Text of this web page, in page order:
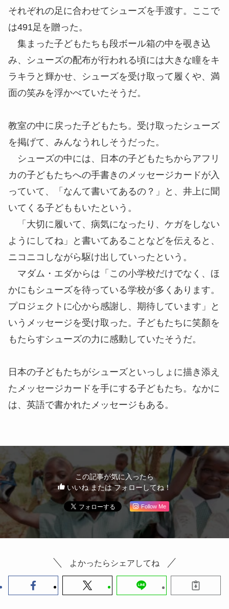
それぞれの足に合わせてシューズを手渡す。ここで
は491足を贈った。
集まった子どもたちも段ボール箱の中を覗き込
み、シューズの配布が行われる頃には大きな瞳をキ
ラキラと輝かせ、シューズを受け取って履くや、満
面の笑みを浮かべていたそうだ。
教室の中に戻った子どもたち。受け取ったシューズ
を掲げて、みんなうれしそうだった。
シューズの中には、日本の子どもたちからアフリ
カの子どもたちへの手書きのメッセージカードが入
っていて、「なんて書いてあるの？」と、井上に聞
いてくる子どももいたという。
「大切に履いて、病気になったり、ケガをしない
ようにしてね」と書いてあることなどを伝えると、
ニコニコしながら駆け出していったという。
マダム・エダからは「この小学校だけでなく、ほ
かにもシューズを待っている学校が多くあります。
プロジェクトに心から感謝し、期待しています」と
いうメッセージを受け取った。子どもたちに笑顏を
もたらすシューズの力に感動していたそうだ。
日本の子どもたちがシューズといっしょに描き添え
たメッセージカードを手にする子どもたち。なかに
は、英語で書かれたメッセージもある。
この記事が気に入ったら
いいね または フォローしてね！
Follow Me
よかったらシェアしてね